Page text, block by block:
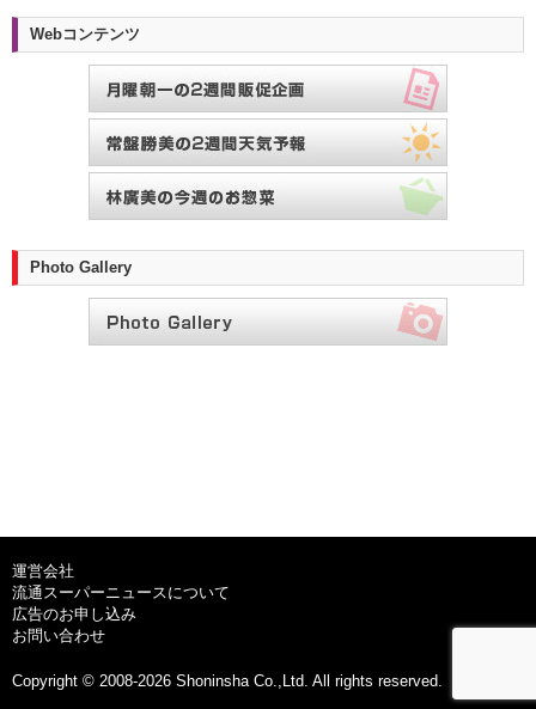
Webコンテンツ
Photo Gallery
運営会社
流通スーパーニュースについて
広告のお申し込み
お問い合わせ
Copyright © 2008-2026 Shoninsha Co.,Ltd. All rights reserved.